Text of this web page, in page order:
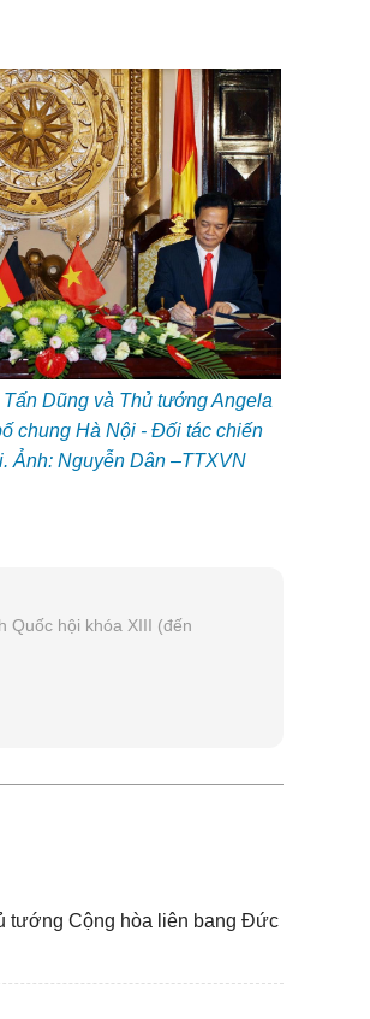
Dũng và Thủ tướng Angela
chung Hà Nội - Đối tác chiến
Ảnh: Nguyễn Dân –TTXVN
Quốc hội khóa XIII (đến
tướng Cộng hòa liên bang Đức